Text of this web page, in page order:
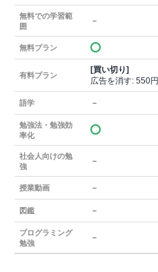
無料での学習範
囲
－
無料プラン
有料プラン
[買い切り]
広告を消す: 550円
語学 －
勉強法・勉強効
率化
社会人向けの勉
強
－
授業動画 －
図鑑 －
プログラミング
勉強
－